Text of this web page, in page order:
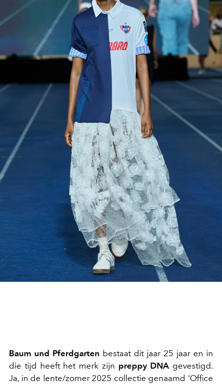
Baum und Pferdgarten bestaat dit jaar 25 jaar en in
die tijd heeft het merk zijn preppy DNA gevestigd.
Ja, in de lente/zomer 2025 collectie genaamd 'Office